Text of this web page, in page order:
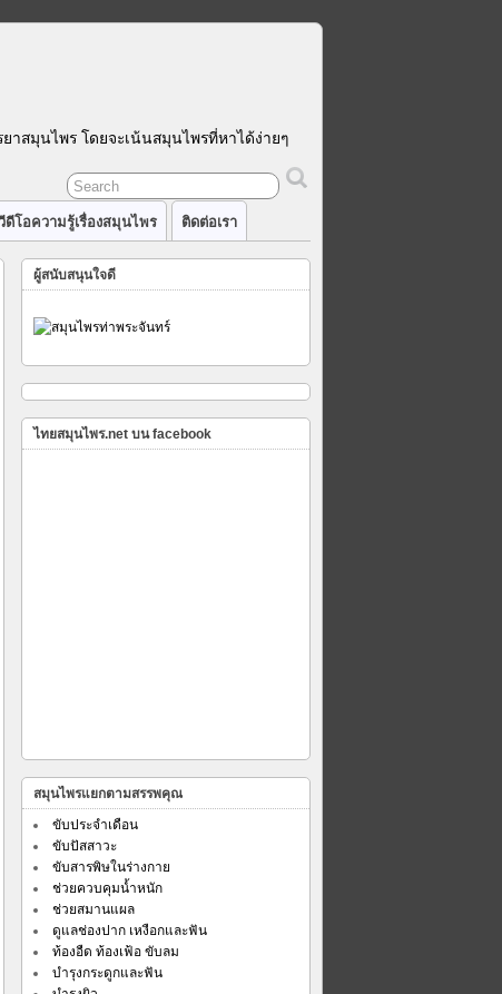
าสมุนไพร โดยจะเน้นสมุนไพรที่หาได้ง่ายๆ
ดีโอความรู้เรื่องสมุนไพร ติดต่อเรา
ผู้สนับสนุนใจดี
ไทยสมุนไพร.net บน facebook
สมุนไพรแยกตามสรรพคุณ
ขับประจำเดือน
ขับปัสสาวะ
ขับสารพิษในร่างกาย
ช่วยควบคุมน้ำหนัก
ช่วยสมานแผล
ดูแลช่องปาก เหงือกและฟัน
ท้องอืด ท้องเฟ้อ ขับลม
บำรุงกระดูกและฟัน